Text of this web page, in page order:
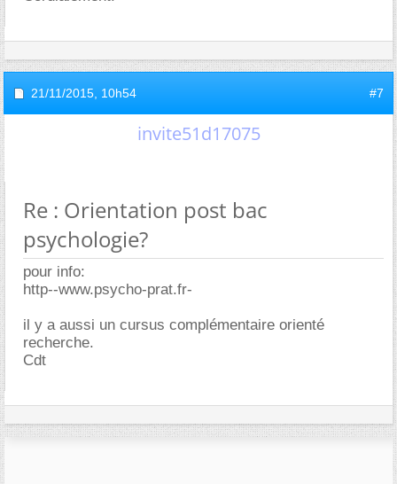
21/11/2015, 10h54 #7
invite51d17075
Re : Orientation post bac
psychologie?
pour info:
http--www.psycho-prat.fr-
il y a aussi un cursus complémentaire orienté
recherche.
Cdt